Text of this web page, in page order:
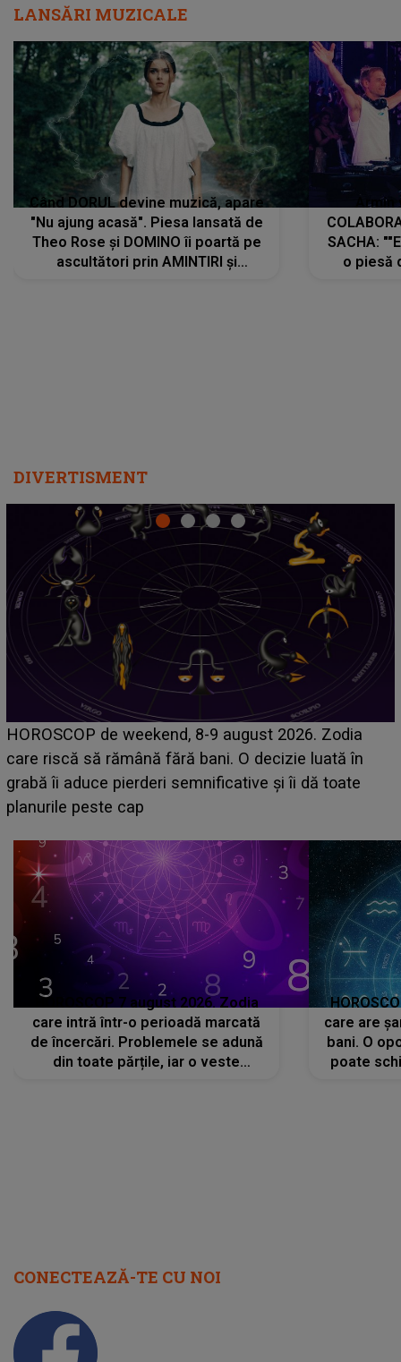
LANSĂRI MUZICALE
Când DORUL devine muzică, apare
"Nu ajung acasă". Piesa lansată de
Theo Rose și DOMINO îi poartă pe
ascultători prin AMINTIRI și
SACHA:
o piesă
DIVERTISMENT
Emanuel a ținut ACEST DETALIU ASCUNS până
acum! În fața Alexandrei, concurentul din Casa Iubirii
face o MĂRTURISIRE NEAȘTEPTATĂ despre mama
sa: "I-am spus și ei în față, eu nu te iubesc pentru
HOROSCOP 7 august 2026. Zodia
care intră într-o perioadă marcată
de încercări. Problemele se adună
din toate părțile, iar o veste
care are
bani. O
poate
CONECTEAZĂ-TE CU NOI